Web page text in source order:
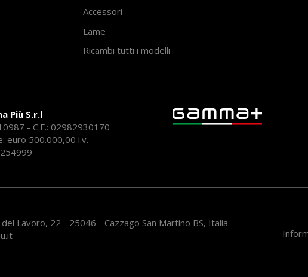
Accessori
Lame
Ricambi tutti i modelli
Più S.r.l
- C.F.: 02982930170
euro 500.000,00 i.v.
del Lavoro, 22 - 25046 - Cazzago San Martino BS, Italia -